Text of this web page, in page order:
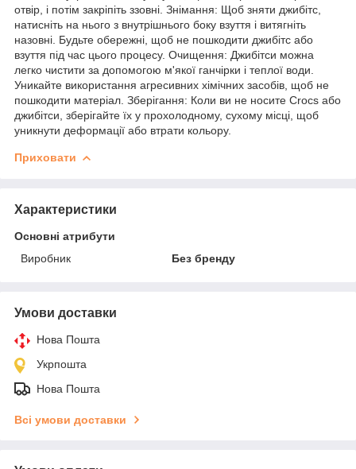
отвір, і потім закріпіть ззовні. Знімання: Щоб зняти джибітс,
натисніть на нього з внутрішнього боку взуття і витягніть
назовні. Будьте обережні, щоб не пошкодити джибітс або
взуття під час цього процесу. Очищення: Джибітси можна
легко чистити за допомогою м'якої ганчірки і теплої води.
Уникайте використання агресивних хімічних засобів, щоб не
пошкодити матеріал. Зберігання: Коли ви не носите Crocs або
джибітси, зберігайте їх у прохолодному, сухому місці, щоб
уникнути деформації або втрати кольору.
Приховати
Характеристики
Основні атрибути
Виробник
Без бренду
Умови доставки
Нова Пошта
Укрпошта
Нова Пошта
Всі умови доставки